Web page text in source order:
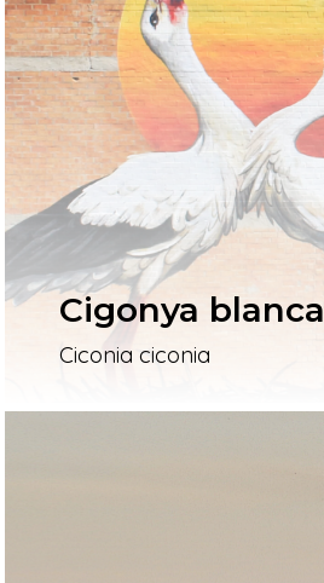
Cigonya blanca
Ciconia ciconia